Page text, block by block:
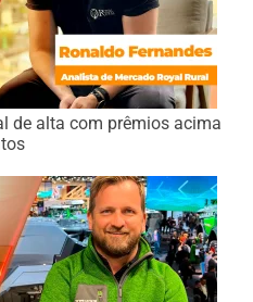
de alta com prêmios acima